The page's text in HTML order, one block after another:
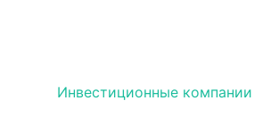
Инвестиционные компании